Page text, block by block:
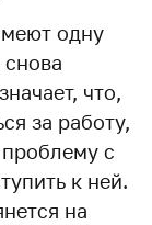
одну
что,
за работу,
с
к ней.
на